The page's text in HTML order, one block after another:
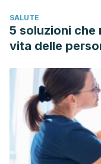
SALUTE
5 soluzioni che
vita delle